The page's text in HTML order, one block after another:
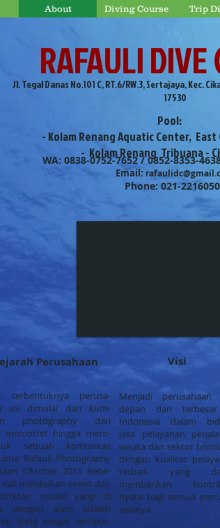
About Diving Course Trip
RAFAULI DIVE
WA: 0838-0752-7652 / 0852-8353-
Email:
Phone: 021-
Jl. Tegal Danas No.101 C, RT.6/RW.3, Sertajaya, Kec.
17530
Pool:
- Kolam Renang Aquatic Center, East
- Kolam Renang Tribuana -
Perusahaan Visi
terbentuknya perusa-
ini dimulai dari kum-
photography dari
memotret hingga mem-
sebuah komunitas
Rafauli Photography
Oktober 2011 bebe-
kali melakukan event dan
model yang di
dengan alam adalah
yang sangat sempur-
Menjadi perusahaan
depan dan
Indonesia dalam
jasa pelayanan
wisata dan sektor
dengan kualitas
terbaik yang
memberikan
nyata bagi semua
jasanya.